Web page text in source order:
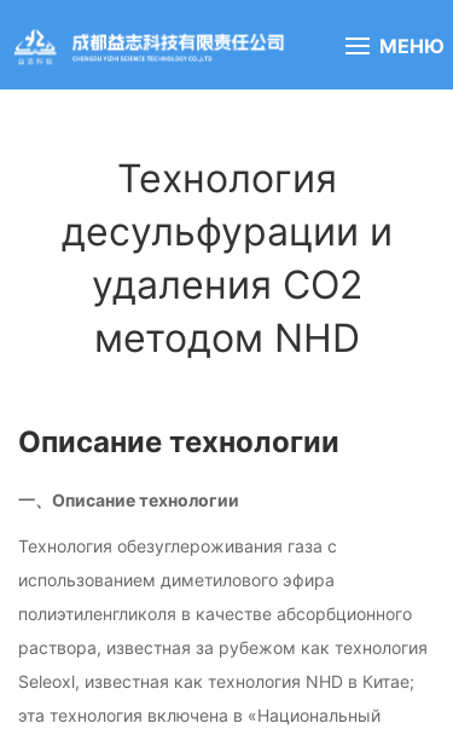
МЕНЮ
Технология
десульфурации и
удаления СО2
методом NHD
Описание технологии
一、Описание технологии
Технология обезуглероживания газа с
использованием диметилового эфира
полиэтиленгликоля в качестве абсорбционного
раствора, известная за рубежом как технология
Seleoxl, известная как технология NHD в Китае;
эта технология включена в «Национальный